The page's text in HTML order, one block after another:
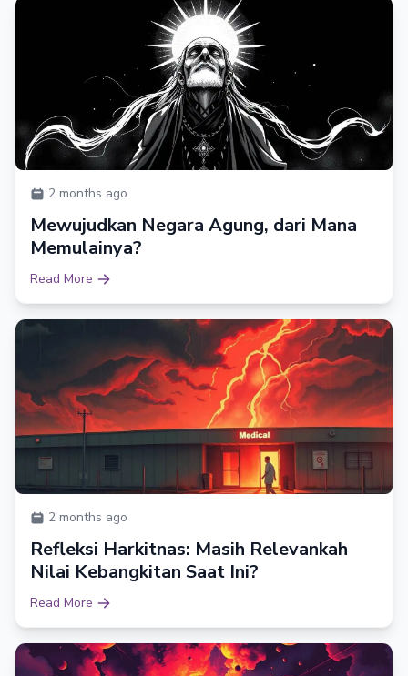
2 months ago
Mewujudkan Negara Agung, dari Mana
Memulainya?
Read More
2 months ago
Refleksi Harkitnas: Masih Relevankah
Nilai Kebangkitan Saat Ini?
Read More